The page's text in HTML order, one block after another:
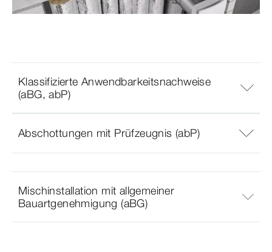
Klassifizierte Anwendbarkeitsnachweise
(aBG, abP)
Abschottungen mit Prüfzeugnis (abP)
Mischinstallation mit allgemeiner
Bauartgenehmigung (aBG)